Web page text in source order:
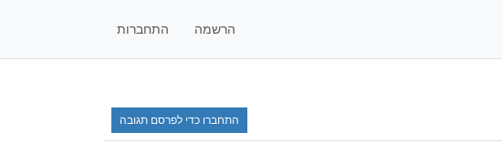
הרשמה התחברות
התחברו כדי לפרסם תגובה